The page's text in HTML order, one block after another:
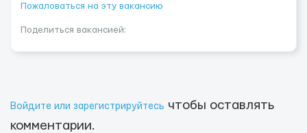
Пожаловаться на эту вакансию
Поделиться вакансией:
Войдите или зарегистрируйтесь чтобы оставлять
комментарии.